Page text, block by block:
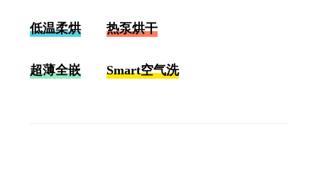
低温柔烘 热泵烘干
超薄全嵌 Smart空气洗